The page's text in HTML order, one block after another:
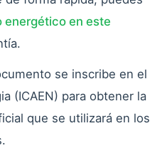
en este
se inscribe en el
(ICAEN) para obtener la
que se utilizará en los